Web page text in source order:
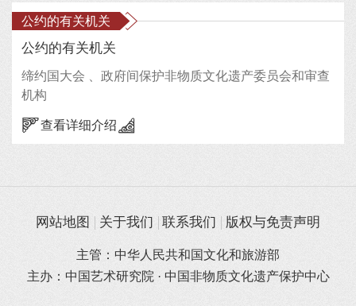
公约的有关机关
公约的有关机关
缔约国大会 、政府间保护非物质文化遗产委员会和审查
机构
查看详细介绍
网站地图 关于我们 联系我们 版权与免责声明
主管：中华人民共和国文化和旅游部
主办：中国艺术研究院 · 中国非物质文化遗产保护中心